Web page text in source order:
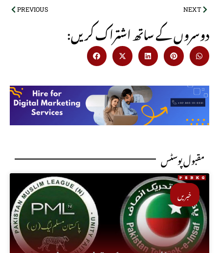
PREVIOUS NEXT
:دوسروں کے ساتھ اشتراک کریں
مقبول پوسٹس
خبریں